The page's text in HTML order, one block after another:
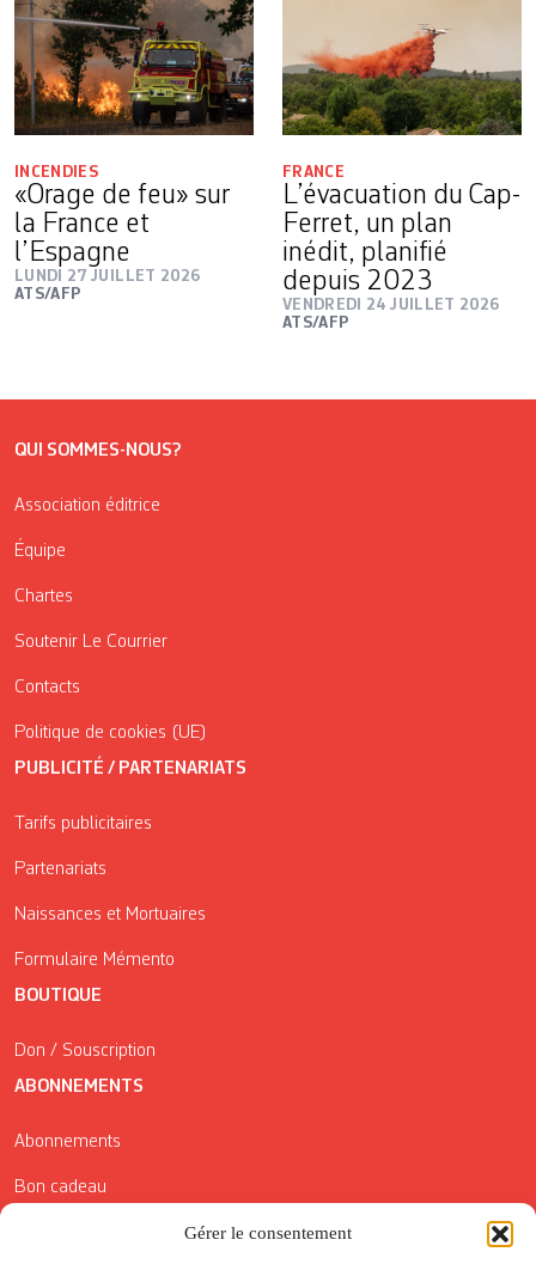
Gérer le consentement
INCENDIES
«Orage de feu» sur
la France et
l’Espagne
LUNDI 27 JUILLET 2026
ATS/AFP
FRANCE
L’évacuation du Cap-
Ferret, un plan
inédit, planifié
depuis 2023
VENDREDI 24 JUILLET 2026
ATS/AFP
QUI SOMMES-NOUS?
Association éditrice
Équipe
Chartes
Soutenir Le Courrier
Contacts
Politique de cookies (UE)
PUBLICITÉ / PARTENARIATS
Tarifs publicitaires
Partenariats
Naissances et Mortuaires
Formulaire Mémento
BOUTIQUE
Don / Souscription
ABONNEMENTS
Abonnements
Bon cadeau
Conditions générales de vente